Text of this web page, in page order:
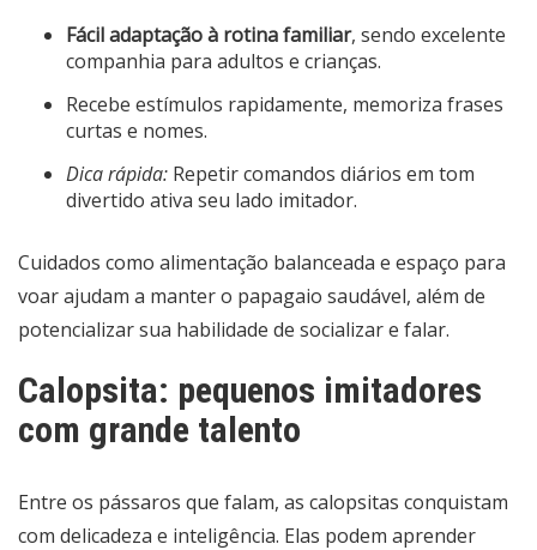
Fácil adaptação à rotina familiar, sendo excelente
companhia para adultos e crianças.
Recebe estímulos rapidamente, memoriza frases
curtas e nomes.
Dica rápida: Repetir comandos diários em tom
divertido ativa seu lado imitador.
Cuidados como alimentação balanceada e espaço para
voar ajudam a manter o papagaio saudável, além de
potencializar sua habilidade de socializar e falar.
Calopsita: pequenos imitadores
com grande talento
Entre os pássaros que falam, as calopsitas conquistam
com delicadeza e inteligência. Elas podem aprender